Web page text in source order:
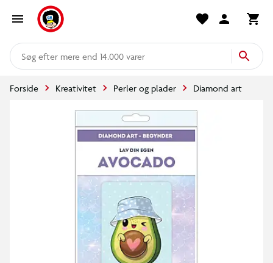
mere end 14.000 varer
Forside Kreativitet Perler og plader Diamond art